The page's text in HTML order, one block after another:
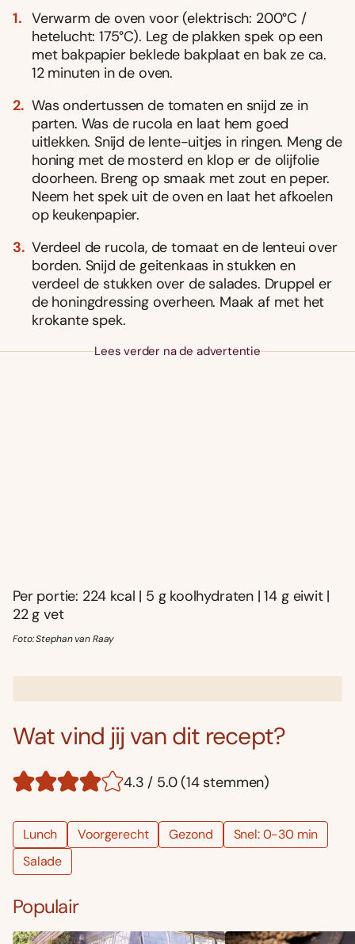
Verwarm de oven voor (elektrisch: 200°C /
hetelucht: 175°C). Leg de plakken spek op een
met bakpapier beklede bakplaat en bak ze ca.
12 minuten in de oven.
Was ondertussen de tomaten en snijd ze in
parten. Was de rucola en laat hem goed
uitlekken. Snijd de lente-uitjes in ringen. Meng de
honing met de mosterd en klop er de olijfolie
doorheen. Breng op smaak met zout en peper.
Neem het spek uit de oven en laat het afkoelen
op keukenpapier.
Verdeel de rucola, de tomaat en de lenteui over
borden. Snijd de geitenkaas in stukken en
verdeel de stukken over de salades. Druppel er
de honingdressing overheen. Maak af met het
krokante spek.
Lees verder na de advertentie
Per portie: 224 kcal | 5 g koolhydraten | 14 g eiwit |
22 g vet
Foto: Stephan van Raay
Wat vind jij van dit recept?
4.3 / 5.0 (14 stemmen)
Lunch Voorgerecht Gezond
Snel: 0-30 min
Salade
Populair